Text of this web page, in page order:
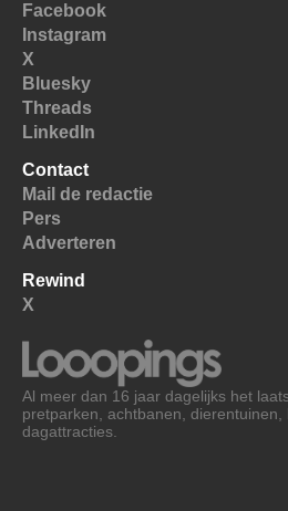
Facebook
Instagram
X
Bluesky
Threads
LinkedIn
Contact
Mail de redactie
Pers
Adverteren
Rewind
X
Al meer dan 16 jaar dagelijks het
pretparken, achtbanen,
dagattracties.